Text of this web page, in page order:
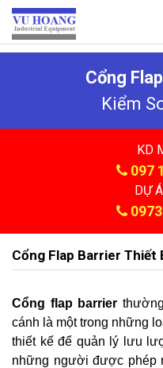
Cổng
Kiểm
KD
097
DỰ
Cổng Flap Barrier Thiết
Cổng flap barrier
cánh là một trong những
thiết kế để quản lý lưu
những người được phép